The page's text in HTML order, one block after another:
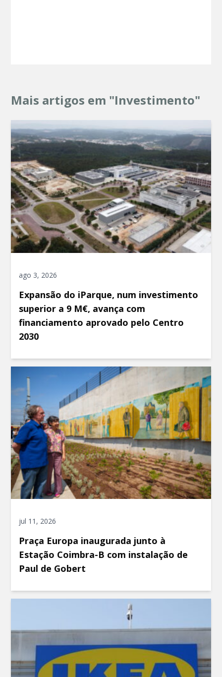
Mais artigos em "Investimento"
ago 3, 2026
Expansão do iParque, num investimento
superior a 9 M€, avança com
financiamento aprovado pelo Centro
2030
jul 11, 2026
Praça Europa inaugurada junto à
Estação Coimbra-B com instalação de
Paul de Gobert